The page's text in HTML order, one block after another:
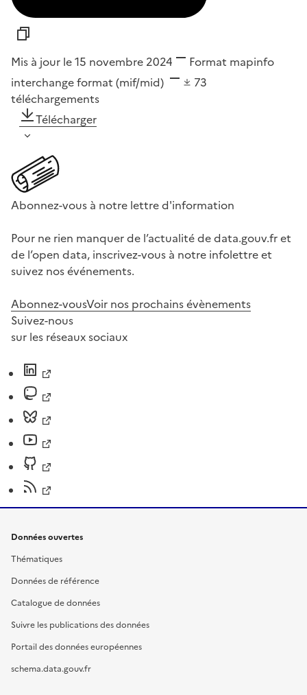
Mis à jour le 15 novembre 2024 Format mapinfo
interchange format (mif/mid)
73
téléchargements
Télécharger
Abonnez-vous à notre lettre d'information
Pour ne rien manquer de l’actualité de data.gouv.fr et
de l’open data, inscrivez-vous à notre infolettre et
suivez nos événements.
Abonnez-vousVoir nos prochains évènements
Suivez-nous
sur les réseaux sociaux
Données ouvertes
Thématiques
Données de référence
Catalogue de données
Suivre les publications des données
Portail des données européennes
schema.data.gouv.fr